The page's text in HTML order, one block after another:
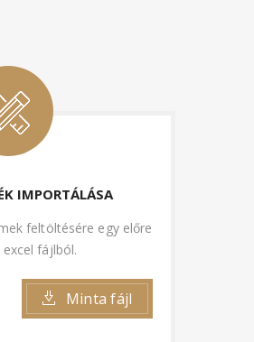
IMPORTÁLÁSA
feltöltésére egy előre
fájlból.
Minta fájl